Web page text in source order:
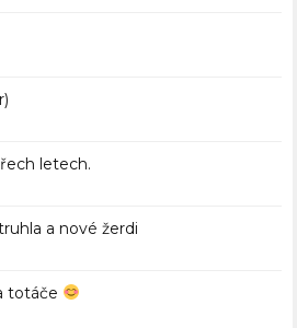
letech.
a nové žerdi
totáče